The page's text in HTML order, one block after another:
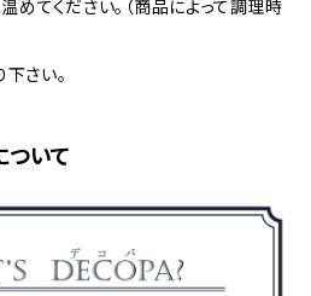
めてください。（商品によって調理時
さい。
ついて